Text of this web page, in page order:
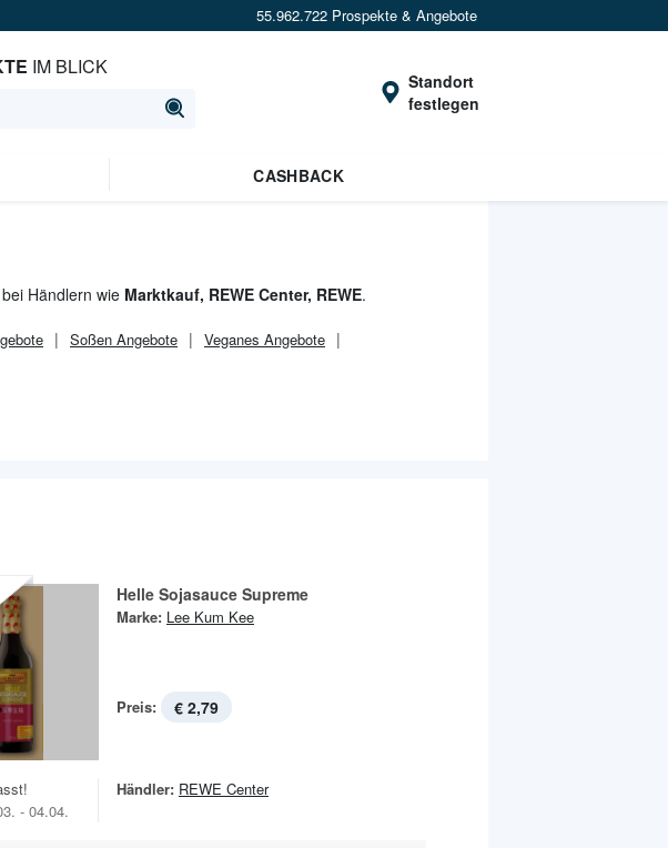
55.962.722 Prospekte & Angebote
IM BLICK
Standort
festlegen
CASHBACK
bei Händlern wie Marktkauf, REWE Center, REWE.
Soßen Angebote
Veganes Angebote
Helle Sojasauce Supreme
Marke: Lee Kum Kee
Preis: € 2,79
- 04.04.
Händler: REWE Center